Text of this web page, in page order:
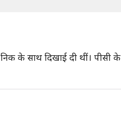
के साथ दिखाई दी थीं। पीसी